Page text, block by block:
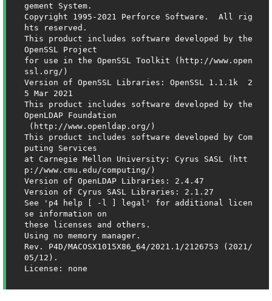
gement System.
Copyright 1995-2021 Perforce Software.  All rig
hts reserved.
This product includes software developed by the
OpenSSL Project
for use in the OpenSSL Toolkit (http://www.open
ssl.org/)
Version of OpenSSL Libraries: OpenSSL 1.1.1k  2
5 Mar 2021
This product includes software developed by the
OpenLDAP Foundation
This product includes software developed by Com
puting Services
at Carnegie Mellon University: Cyrus SASL (htt
p://www.cmu.edu/computing/)
Version of OpenLDAP Libraries: 2.4.47
Version of Cyrus SASL Libraries: 2.1.27
See 'p4 help [ -l ] legal' for additional licen
se information on
these licenses and others.
Using no memory manager.
Rev. P4D/MACOSX1015X86_64/2021.1/2126753 (2021/
05/12).
License: none